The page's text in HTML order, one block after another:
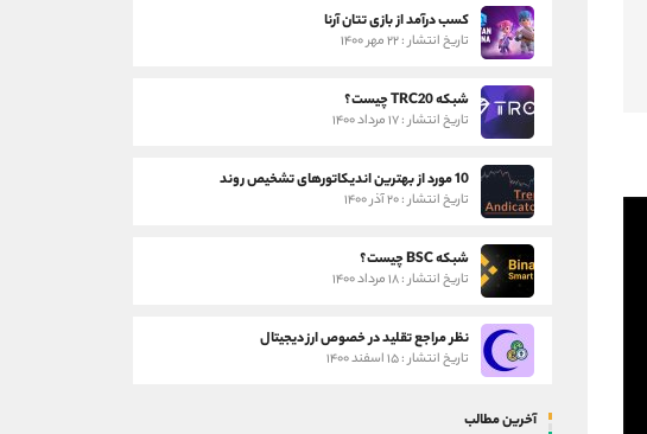
کسب درآمد از بازی تتان آرنا
تاریخ انتشار : ۲۲ مهر ۱۴۰۰
شبکه TRC20 چیست؟
تاریخ انتشار : ۱۷ مرداد ۱۴۰۰
10 مورد از بهترین اندیکاتورهای تشخیص روند
تاریخ انتشار : ۲۰ آذر ۱۴۰۰
شبکه BSC چیست؟
تاریخ انتشار : ۱۸ مرداد ۱۴۰۰
نظر مراجع تقلید در خصوص ارز دیجیتال
تاریخ انتشار : ۱۵ اسفند ۱۴۰۰
آخرین مطالب